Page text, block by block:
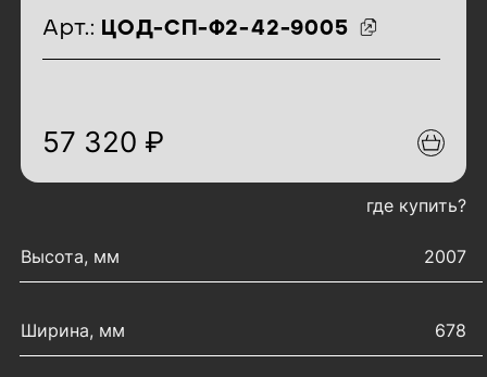
идентификаторы товара
Арт.: ЦОД-СП-Ф2-42-9005
57 320 ₽
где купить?
Высота, мм
2007
Ширина, мм 678